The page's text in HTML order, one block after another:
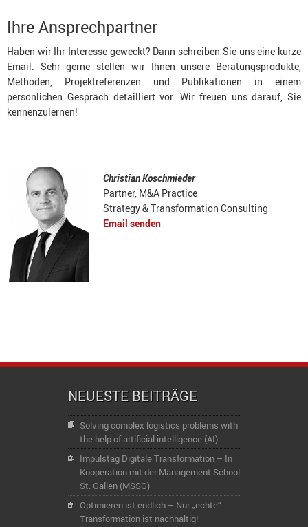
Ihre Ansprechpartner
Haben wir Ihr Interesse geweckt? Dann schreiben Sie uns eine kurze
Email. Sehr gerne stellen wir Ihnen unsere Beratungsprodukte,
Methoden, Projektreferenzen und Publikationen in einem
persönlichen Gespräch detailliert vor. Wir freuen uns darauf, Sie
kennenzulernen!
Christian Koschmieder
Partner, M&A Practice
Strategy & Transformation Consulting
Email senden
NEUESTE BEITRÄGE
Solving complex logistics problems with
the help of artificial intelligence (AI)
Impulstag Digitale Transformation – In
Kooperation mit der Management School
St. Gallen (MSSG)
Optimieren ist endlich – Nur „echte“
Transformation ist nachhaltig!